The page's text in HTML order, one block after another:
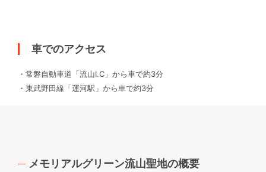
車でのアクセス
・常磐自動車道「流山I.C」から車で約3分
・東武野田線「運河駅」から車で約3分
メモリアルグリーン流山聖地の概要